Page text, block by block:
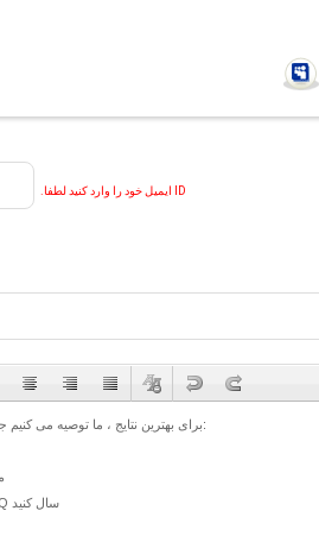
ID ایمیل خود را وارد کنید لطفا.